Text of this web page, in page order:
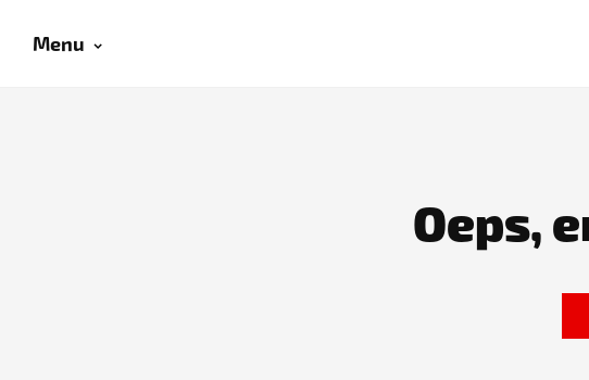
Menu
Oeps,